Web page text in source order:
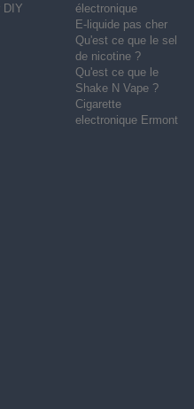
DIY
électronique
E-liquide pas cher
Qu'est ce que le sel
de nicotine ?
Qu'est ce que le
Shake N Vape ?
Cigarette
electronique Ermont